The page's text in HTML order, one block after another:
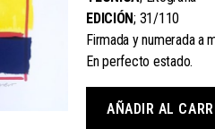
EDICIÓN; 31/110
Firmada y numerada a
En perfecto estado.
AÑADIR AL